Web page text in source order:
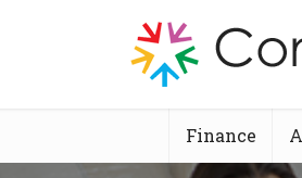
Finance